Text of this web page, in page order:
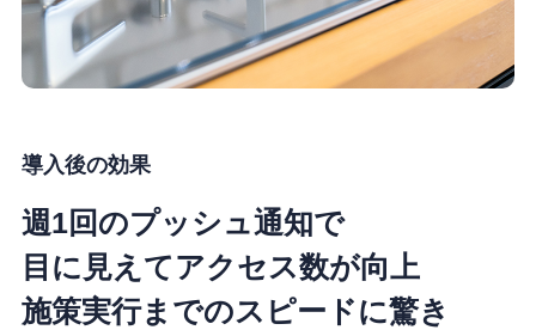
導入後の効果
週1回のプッシュ通知で
目に見えてアクセス数が向上
施策実行までのスピードに驚き